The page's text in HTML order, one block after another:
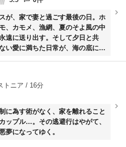
が、家で妻と過ごす最後の日。ホ
、カモメ、漁網、夏のそよ風の中
遠に送り出す。そして夕日と共
い愛に満ちた日常が、海の底に沈
トニア / 16分
に為す術がなく、家を離れること
ップル…。その逃避行はやがて、
夢になってゆく。